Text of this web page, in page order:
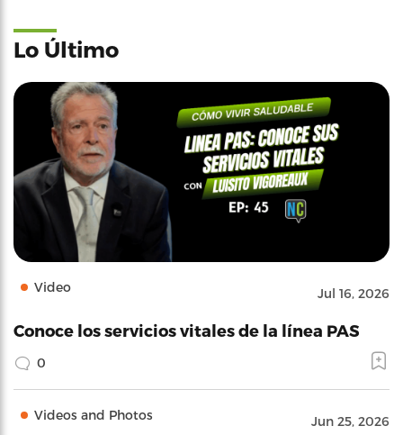
Lo Último
Video Jul 16, 2026
Conoce los servicios vitales de la línea PAS
0
Videos and Photos Jun 25, 2026